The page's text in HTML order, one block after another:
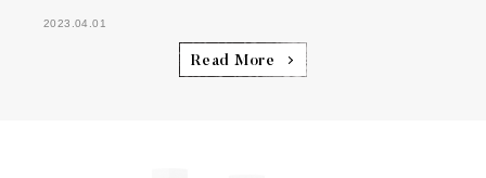
2023.04.01
Read More